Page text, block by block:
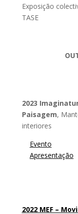
Exposição
TASE
2023
Paisagem,
interiores
Evento
Apresentação
2022 MEF –